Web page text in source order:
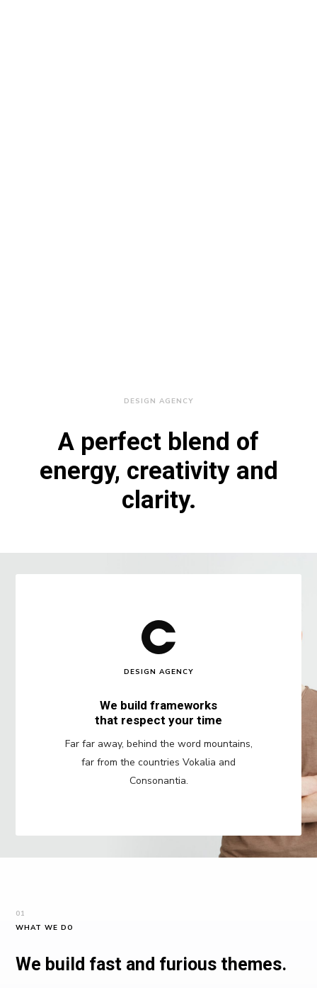
DESIGN AGENCY
A perfect blend of
energy, creativity and
clarity.
DESIGN AGENCY
We build frameworks
that respect your time
Far far away, behind the word mountains,
far from the countries Vokalia and
Consonantia.
01
WHAT WE DO
We build fast and furious themes.